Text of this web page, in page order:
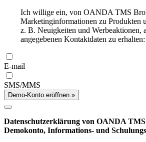
Ich willige ein, von OANDA TMS
Marketinginformationen zu Produkten
z. B. Neuigkeiten und Werbeaktionen,
angegebenen Kontaktdaten zu erhalten:
E-mail
SMS/MMS
Demo-Konto eröffnen »
Datenschutzerklärung von OANDA
Demokonto, Informations- und